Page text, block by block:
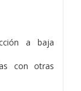
a baja
con otras